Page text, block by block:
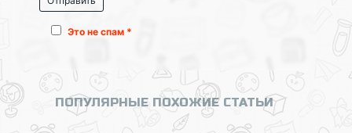
Это не спам *
ПОПУЛЯРНЫЕ ПОХОЖИЕ СТАТЬИ